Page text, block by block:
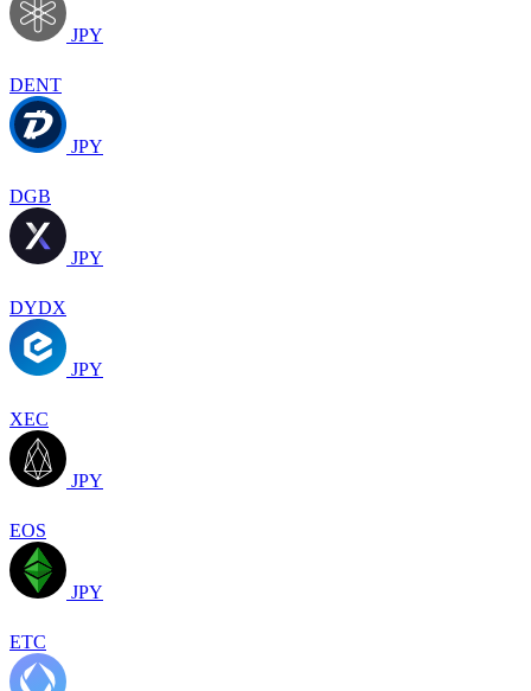
JPY
DENT
JPY
DGB
JPY
DYDX
JPY
XEC
JPY
EOS
JPY
ETC